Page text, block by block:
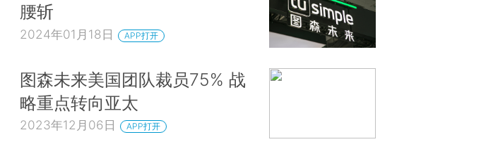
腰斩
2024年01月18日 APP打开
图森未来美国团队裁员75% 战
略重点转向亚太
2023年12月06日 APP打开